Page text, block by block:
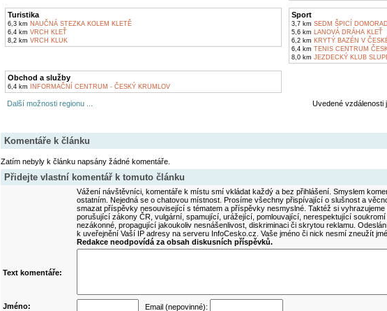
Turistika
6,3 km NAUČNÁ STEZKA KOLEM KLETĚ
6,4 km VRCH KLEŤ
8,2 km VRCH KLUK
Sport
3,7 km SEDM ŠPICÍ
5,6 km LANOVÁ DRÁHA KLEŤ
6,2 km KRYTÝ BAZÉN V
6,4 km TENIS CENTRUM
8,0 km JEZDECKÝ KLUB
Obchod a služby
6,4 km INFORMAČNÍ CENTRUM - ČESKÝ KRUMLOV
Další možnosti regionu ... Uvedené vzdálenosti
Komentáře k článku
Zatím nebyly k článku napsány žádné komentáře.
Přidejte vlastní komentář k tomuto článku
Vážení návštěvníci, komentáře k místu smí vkládat každý a bez přihlášení. Smyslem
ostatním. Nejedná se o chatovou místnost. Prosíme všechny přispívající o slušnost a
smazat příspěvky nesouvisející s tématem a příspěvky nesmyslné. Taktéž si
porušující zákony ČR, vulgární, spamující, urážející, pomlouvající, nerespektující
nezákonné, propagující jakoukoliv nesnášenlivost, diskriminaci či skrytou reklamu.
k uveřejnění Vaší IP adresy na serveru InfoCesko.cz. Vaše jméno či nick nesmí zneužít
Redakce neodpovídá za obsah diskusních příspěvků.
Text komentáře:
Jméno: Email (nepovinné):